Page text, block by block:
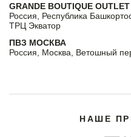
GRANDE BOUTIQUE OUTLET
Россия, Республика
ТРЦ Экватор
ПВЗ МОСКВА
Россия, Москва, Ветошный
НАШЕ